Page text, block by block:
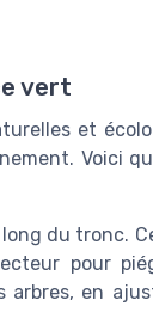
vert
et
Voici
du tronc.
pour
arbres, en